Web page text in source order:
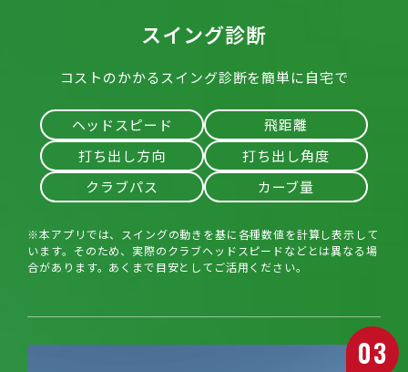
スイング診断
コストのかかるスイング診断を簡単に自宅で
ヘッドスピード
飛距離
打ち出し方向
打ち出し角度
クラブパス
カーブ量
※本アプリでは、スイングの動きを基に各種数値を計算し表示して
います。そのため、実際のクラブヘッドスピードなどとは異なる場
合があります。あくまで目安としてご活用ください。
03